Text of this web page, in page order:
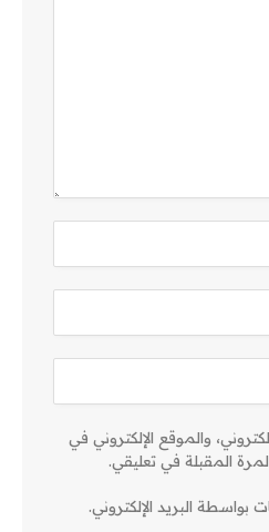
والموقع الإلكتروني في
المقبلة في تعليقي.
بواسطة البريد الإلكتروني.